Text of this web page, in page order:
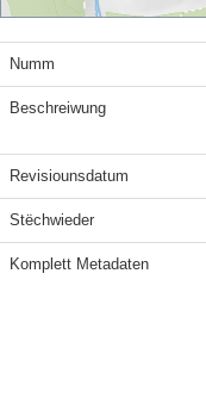
Numm
Beschreiwung
Revisiounsdatum
Stëchwieder
Komplett Metadaten